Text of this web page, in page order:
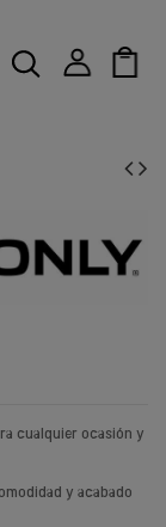
cualquier ocasión y
y acabado